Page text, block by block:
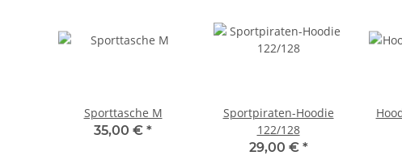
Sporttasche M
35,00 € *
Sportpiraten-Hoodie
122/128
29,00 € *